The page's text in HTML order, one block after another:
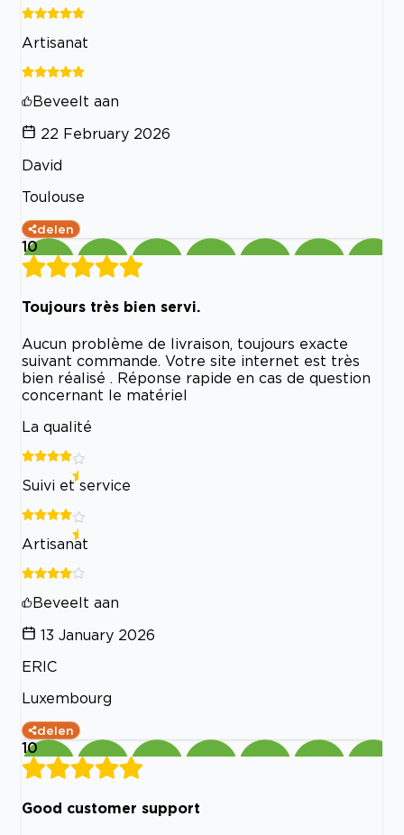
Artisanat
Beveelt aan
22 February 2026
David
Toulouse
delen
10
Toujours très bien servi.
Aucun problème de livraison, toujours exacte
suivant commande. Votre site internet est très
bien réalisé . Réponse rapide en cas de question
concernant le matériel
La qualité
Suivi et service
Artisanat
Beveelt aan
13 January 2026
ERIC
Luxembourg
delen
10
Good customer support